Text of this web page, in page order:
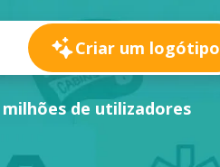
Criar um logótipo
milhões de utilizadores